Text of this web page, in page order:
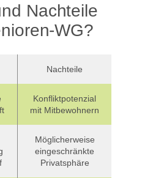
Nachteile
WG?
Nachteile
Konfliktpotenzial
mit Mitbewohnern
Möglicherweise
eingeschränkte
Privatsphäre